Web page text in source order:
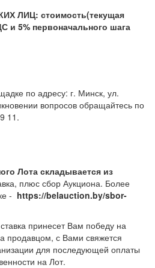
ЛИЦ: стоимость(текущая
и 5% первоначального шага
по адресу: г. Минск, ул.
вопросов обращайтесь по
(44) 707 99 11.
Лота складывается из
плюс сбор Аукциона. Более
- https://belauction.by/sbor-
принесет Вам победу на
продавцом, с Вами свяжется
для последующей оплаты
на Лот.